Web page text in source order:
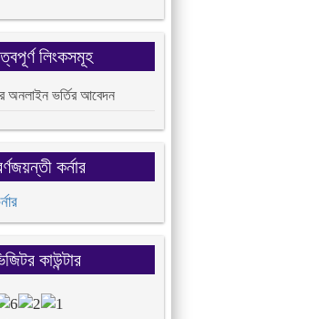
লিংকসমূহ
অনলাইন ভর্তির আবেদন
কর্নার
কাউন্টার